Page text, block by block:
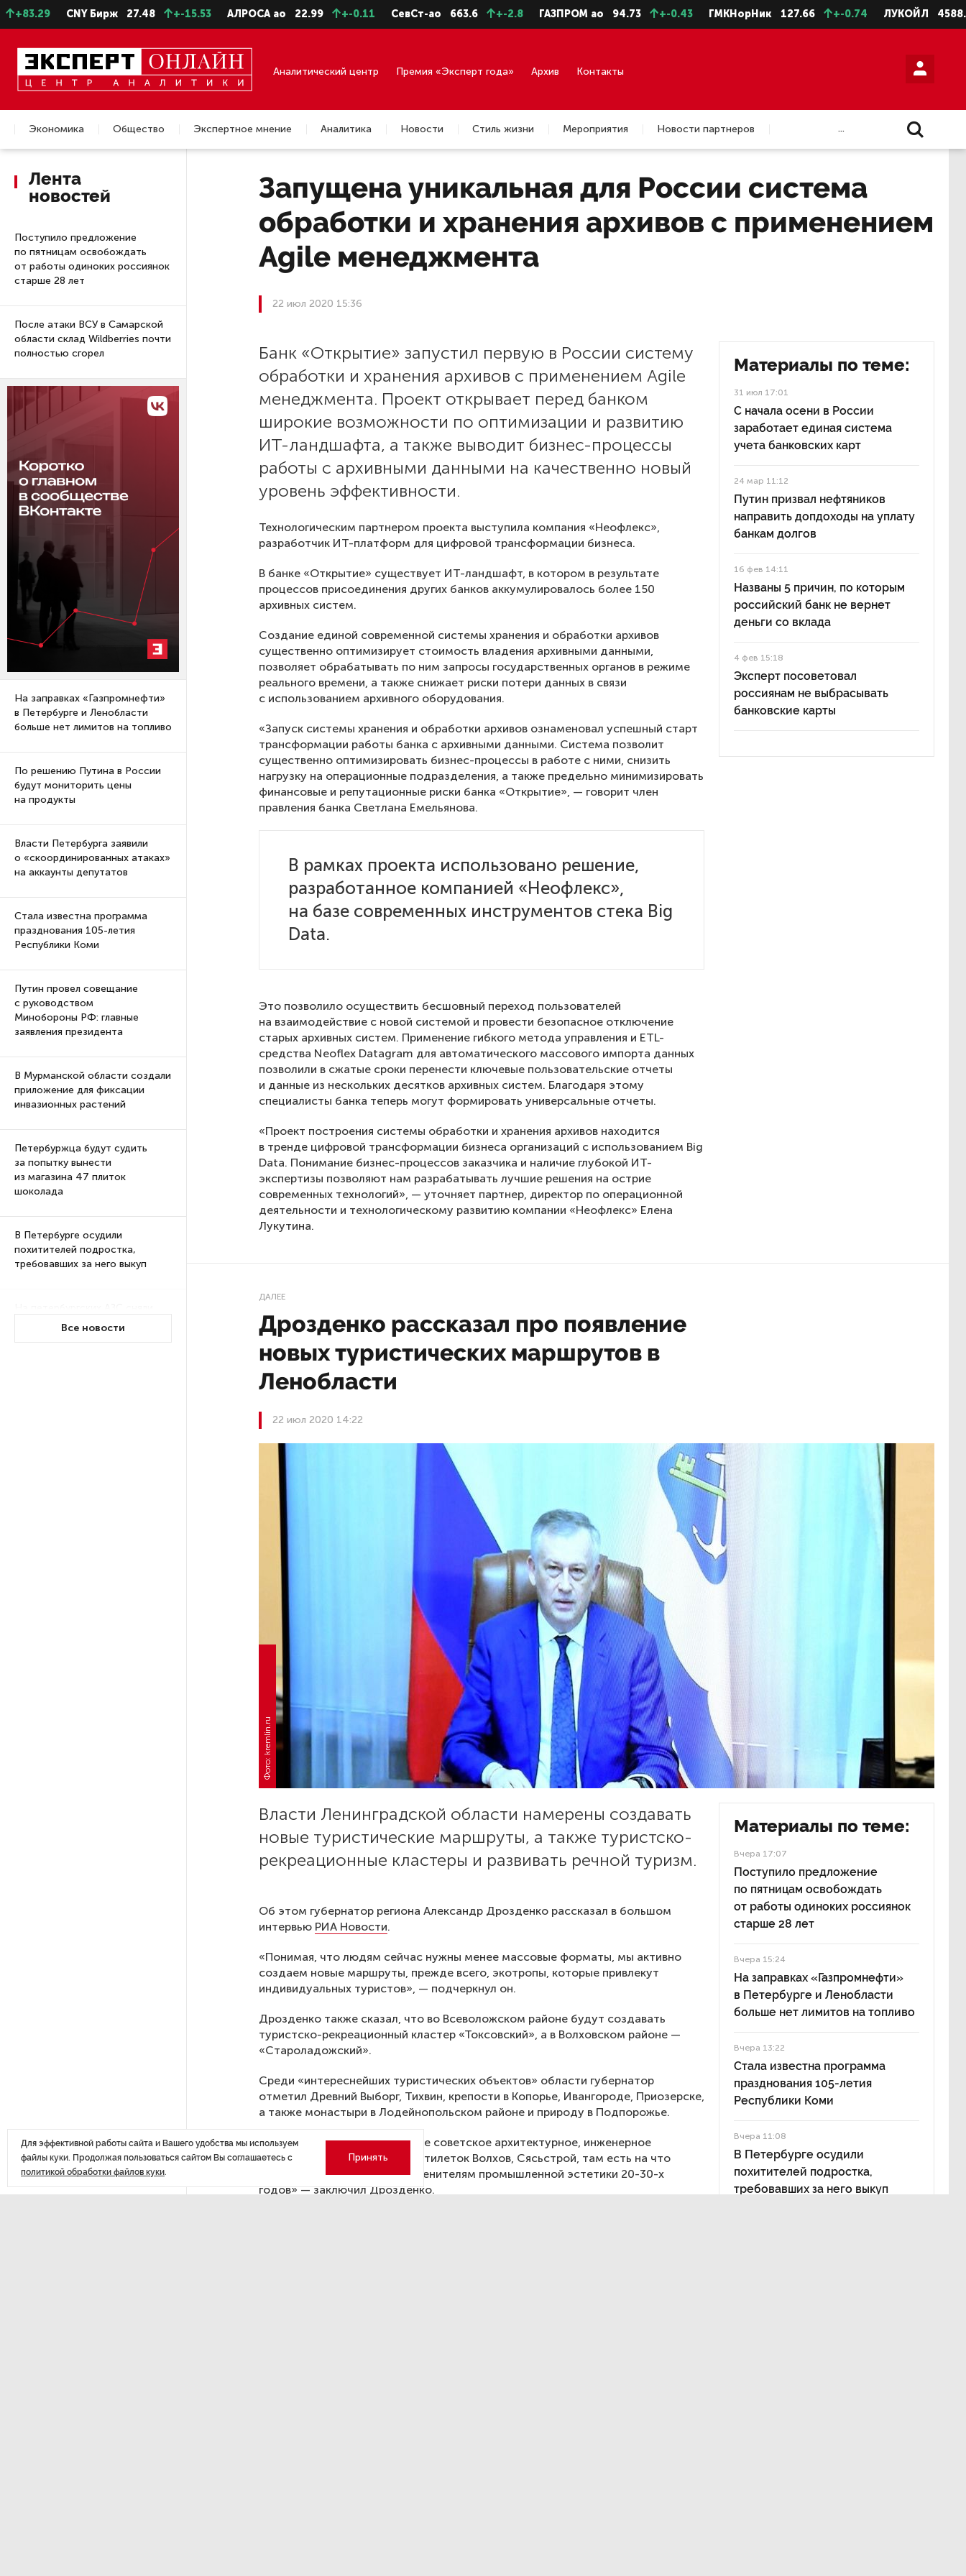
CNY Бирж 27.48 +-15.53 АЛРОСА ао 22.99 +-0.11 СевСт-ао 663.6 +-2.8 ГАЗПРОМ ао 94.73 +-0.43 ГМКНорНик 127.66 +-0.74 ЛУКОЙЛ 4588.5 +-
Аналитический центр Премия «Эксперт года» Архив Контакты
Экономика Общество Экспертное мнение Аналитика Новости Стиль жизни Мероприятия
Новости партнеров
Недвижимость
...
Лента
новостей
Поступило предложение
по пятницам освобождать
от работы одиноких россиянок
старше 28 лет
После атаки ВСУ в Самарской
области склад Wildberries почти
полностью сгорел
На заправках «Газпромнефти»
в Петербурге и Ленобласти
больше нет лимитов на топливо
По решению Путина в России
будут мониторить цены
на продукты
Власти Петербурга заявили
о «скоординированных атаках»
на аккаунты депутатов
Стала известна программа
празднования 105-летия
Республики Коми
Путин провел совещание
с руководством
Минобороны РФ: главные
заявления президента
В Мурманской области создали
приложение для фиксации
инвазионных растений
Петербуржца будут судить
за попытку вынести
из магазина 47 плиток
шоколада
В Петербурге осудили
похитителей подростка,
требовавших за него выкуп
большинство ограничений
Беглов оценил разговоры
Все новости
Запущена уникальная для России система
обработки и хранения архивов с применением
Agile менеджмента
22 июл 2020 15:36
Банк «Открытие» запустил первую в России систему
обработки и хранения архивов с применением Agile
менеджмента. Проект открывает перед банком
широкие возможности по оптимизации и развитию
ИТ-ландшафта, а также выводит бизнес-процессы
работы с архивными данными на качественно новый
уровень эффективности.
Технологическим партнером проекта выступила компания «Неофлекс»,
разработчик ИТ-платформ для цифровой трансформации бизнеса.
В банке «Открытие» существует ИТ-ландшафт, в котором в результате
процессов присоединения других банков аккумулировалось более 150
архивных систем.
Создание единой современной системы хранения и обработки архивов
существенно оптимизирует стоимость владения архивными данными,
позволяет обрабатывать по ним запросы государственных органов в режиме
реального времени, а также снижает риски потери данных в связи
с использованием архивного оборудования.
«Запуск системы хранения и обработки архивов ознаменовал успешный старт
трансформации работы банка с архивными данными. Система позволит
существенно оптимизировать бизнес-процессы в работе с ними, снизить
нагрузку на операционные подразделения, а также предельно минимизировать
финансовые и репутационные риски банка «Открытие», — говорит член
правления банка Светлана Емельянова.
В рамках проекта использовано решение,
разработанное компанией «Неофлекс»,
на базе современных инструментов стека Big
Data.
Это позволило осуществить бесшовный переход пользователей
на взаимодействие с новой системой и провести безопасное отключение
старых архивных систем. Применение гибкого метода управления и ETL-
средства Neoflex Datagram для автоматического массового импорта данных
позволили в сжатые сроки перенести ключевые пользовательские отчеты
и данные из нескольких десятков архивных систем. Благодаря этому
специалисты банка теперь могут формировать универсальные отчеты.
«Проект построения системы обработки и хранения архивов находится
в тренде цифровой трансформации бизнеса организаций с использованием Big
Data. Понимание бизнес-процессов заказчика и наличие глубокой ИТ-
экспертизы позволяют нам разрабатывать лучшие решения на острие
современных технологий», — уточняет партнер, директор по операционной
деятельности и технологическому развитию компании «Неофлекс» Елена
Лукутина.
Материалы по теме:
31 июл 17:01
С начала осени в России
заработает единая система
учета банковских карт
24 мар 11:12
Путин призвал нефтяников
направить допдоходы на уплату
банкам долгов
16 фев 14:11
Названы 5 причин, по которым
российский банк не вернет
деньги со вклада
4 фев 15:18
Эксперт посоветовал
россиянам не выбрасывать
банковские карты
ДАЛЕЕ
Дрозденко рассказал про появление
новых туристических маршрутов в
Ленобласти
22 июл 2020 14:22
Фото: kremlin.ru
Власти Ленинградской области намерены создавать
новые туристические маршруты, а также туристско-
рекреационные кластеры и развивать речной туризм.
Об этом губернатор региона Александр Дрозденко рассказал в большом
интервью РИА Новости.
«Понимая, что людям сейчас нужны менее массовые форматы, мы активно
создаем новые маршруты, прежде всего, экотропы, которые привлекут
индивидуальных туристов», — подчеркнул он.
Дрозденко также сказал, что во Всеволожском районе будут создавать
туристско-рекреационный кластер «Токсовский», а в Волховском районе —
«Староладожский».
Среди «интереснейших туристических объектов» области губернатор
отметил Древний Выборг, Тихвин, крепости в Копорье, Ивангороде, Приозерске,
а также монастыри в Лодейнопольском районе и природу в Подпорожье.
«А есть ведь еще и уникальное советское архитектурное, инженерное
наследие — города первых пятилеток Волхов, Сясьстрой, там есть на что
посмотреть специалистам, ценителям промышленной эстетики 20-30-х
годов» — заключил Дрозденко.
Материалы по теме:
Вчера 17:07
Поступило предложение
по пятницам освобождать
от работы одиноких россиянок
старше 28 лет
Вчера 15:24
На заправках «Газпромнефти»
в Петербурге и Ленобласти
больше нет лимитов на топливо
Вчера 13:22
Стала известна программа
празднования 105-летия
Республики Коми
Вчера 11:08
В Петербурге осудили
похитителей подростка,
требовавших за него выкуп
Для эффективной работы сайта и Вашего удобства мы используем
файлы куки. Продолжая пользоваться сайтом Вы соглашаетесь с
политикой обработки файлов куки.
Принять